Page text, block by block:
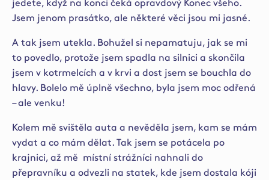
jedete, když na konci čeká opravdový Konec všeho.
Jsem jenom prasátko, ale některé věci jsou mi jasné.
A tak jsem utekla. Bohužel si nepamatuju, jak se mi
to povedlo, protože jsem spadla na silnici a skončila
jsem v kotrmelcích a v krvi a dost jsem se bouchla do
hlavy. Bolelo mě úplně všechno, byla jsem moc odřená
– ale venku!
Kolem mě svištěla auta a nevěděla jsem, kam se mám
vydat a co mám dělat. Tak jsem se potácela po
krajnici, až mě
místní strážníci nahnali do
přepravníku a odvezli na statek, kde jsem dostala kóji